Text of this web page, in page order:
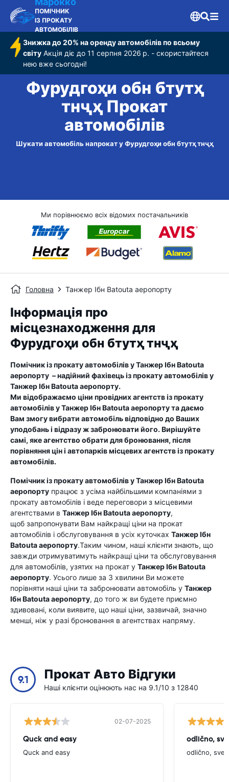
ПОМІЧНИК
ІЗ ПРОКАТУ
АВТОМОБІЛІВ
Знижка до 20% на оренду автомобілів по всьому
світу Акція діє до 11 серпня 2026 р. - скористайтеся
нею вже сьогодні!
Фурудгоҳи обн бтутҳ
тнҷҳ Прокат
автомобілів
Шукати автомобіль напрокат у Фурудгоҳи обн бтутҳ тнҷҳ
Ми порівнюємо всіх відомих постачальників
Головна Танжер Ібн Batouta аеропорту
Інформація про
місцезнаходження для
Фурудгоҳи обн бтутҳ тнҷҳ
Помічник із прокату автомобілів уТанжер Ібн Batouta
аеропорту – надійний фахівець із прокату автомобілів у
Танжер Ібн Batouta аеропорту.
Ми відображаємо ціни провідних агентств із прокату
автомобілів уТанжер Ібн Batouta аеропортута даємо
Вам змогу вибрати автомобіль відповідно до Ваших
уподобань і відразу ж забронювати його. Вирішуйте
самі, яке агентство обрати для бронювання, після
порівняння цін і автопарків місцевих агентств із прокату
автомобілів.
Помічник із прокату автомобілів уТанжер Ібн Batouta
аеропорту працює з усіма найбільшими компаніями з
прокату автомобілів і веде переговори з місцевими
агентствами в Танжер Ібн Batouta аеропорту,
щоб запропонувати Вам найкращі ціни на прокат
автомобілів і обслуговування в усіх куточках Танжер Ібн
Batouta аеропорту.Таким чином, наші клієнти знають, що
завжди отримуватимуть найкращі ціни та обслуговування
для автомобілів, узятих на прокат у Танжер Ібн Batouta
аеропорту. Усього лише за 3 хвилини Ви можете
порівняти наші ціни та забронювати автомобіль у Танжер
Ібн Batouta аеропорту, до того ж ви будете приємно
здивовані, коли виявите, що наші ціни, зазвичай, значно
менші, ніж у разі бронювання в агентствах напряму.
9.1 Прокат Авто Відгуки
Наші клієнти оцінюють нас на 9.1/10 з 12840
02-07-2025
Quck and easy
Quck and easy
odlično,
odlično, sve